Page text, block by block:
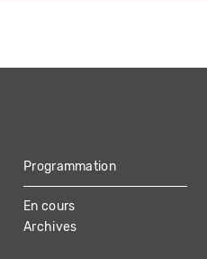
Programmation
En cours
Archives